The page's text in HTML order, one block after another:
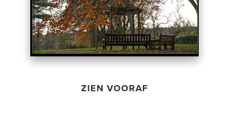
ZIEN VOORAF